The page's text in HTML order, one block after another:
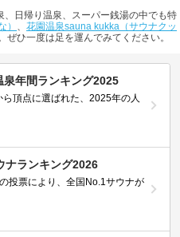
日帰り温泉、スーパー銭湯の中でも特
） 、 花園温泉sauna kukka（サウナクッ
ぜひ一度は足を運んでみてください。
泉年間ランキング2025
頂点に選ばれた、2025年の人
ナランキング2026
投票により、全国No.1サウナが